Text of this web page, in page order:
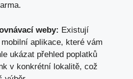
weby: Existují
aplikace, které vám
ukázat přehled poplatků
v konkrétní lokalitě, což